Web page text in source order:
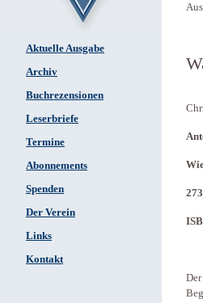
Aktuelle Ausgabe
Archiv
Buchrezensionen
Leserbriefe
Termine
Abonnements
Spenden
Der Verein
Links
Kontakt